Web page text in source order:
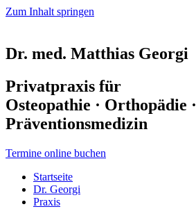
Zum Inhalt springen
Dr. med. Matthias Georgi
Privatpraxis für
Osteopathie · Orthopädie ·
Präventionsmedizin
Termine online buchen
Startseite
Dr. Georgi
Praxis